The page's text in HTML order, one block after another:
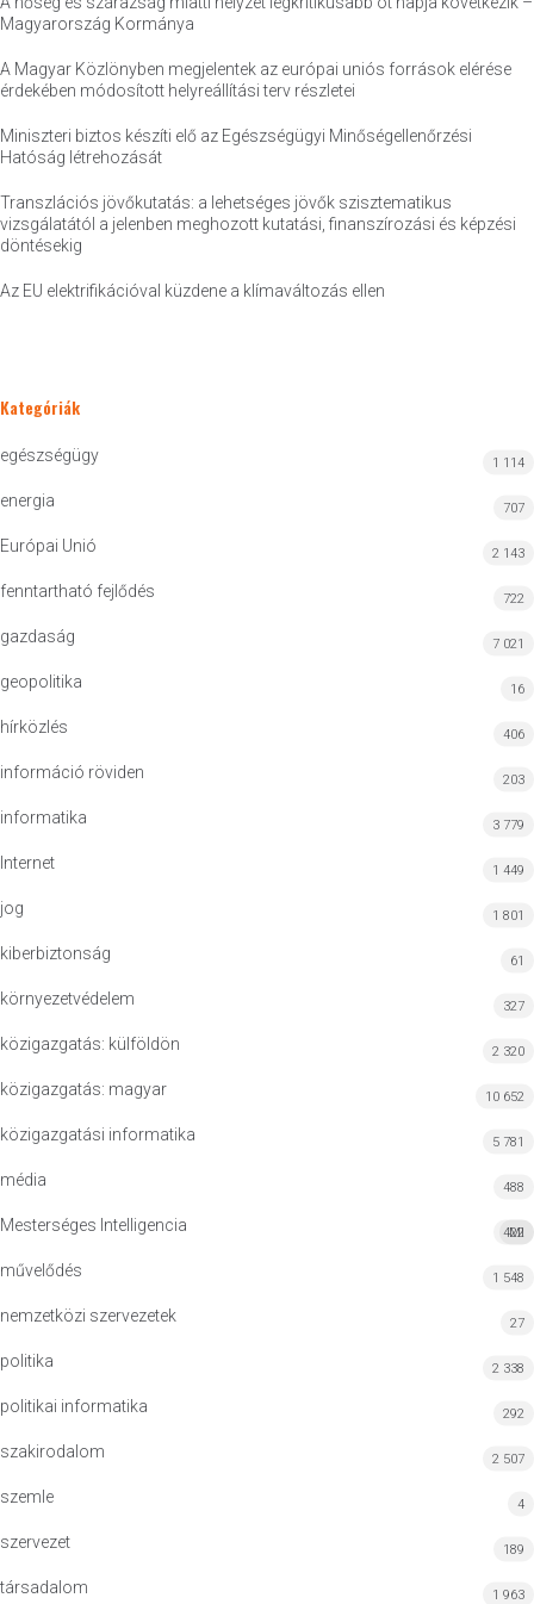
Magyarország Kormánya
A Magyar Közlönyben megjelentek az európai uniós források elérése
érdekében módosított helyreállítási terv részletei
Miniszteri biztos készíti elő az Egészségügyi Minőségellenőrzési
Hatóság létrehozását
Transzlációs jövőkutatás: a lehetséges jövők szisztematikus
vizsgálatától a jelenben meghozott kutatási, finanszírozási és képzési
döntésekig
Az EU elektrifikációval küzdene a klímaváltozás ellen
Kategóriák
egészségügy 1 114
energia 707
Európai Unió 2 143
fenntartható fejlődés 722
gazdaság 7 021
geopolitika 16
hírközlés 406
információ röviden 203
informatika 3 779
Internet 1 449
jog 1 801
kiberbiztonság 61
környezetvédelem 327
közigazgatás: külföldön 2 320
közigazgatás: magyar 10 652
közigazgatási informatika 5 781
média 488
Mesterséges Intelligencia MI
422
művelődés 1 548
nemzetközi szervezetek 27
politika 2 338
politikai informatika 292
szakirodalom 2 507
szemle 4
szervezet 189
társadalom 1 963